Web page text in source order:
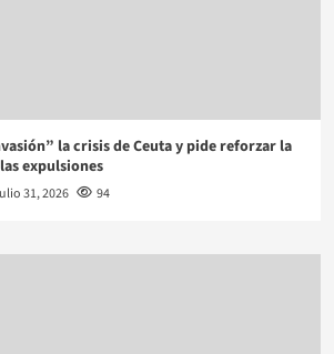
la crisis de Ceuta y pide reforzar la
expulsiones
31, 2026 94